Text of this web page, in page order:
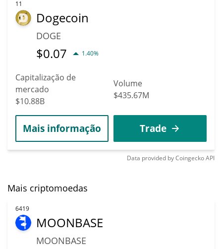
11
Dogecoin
DOGE
$0.07 1.40%
Capitalização de
mercado
$10.88B
Volume
$435.67M
Mais informação Trade
Data provided byCoingeckoAPI
Mais criptomoedas
6419
MOONBASE
MOONBASE